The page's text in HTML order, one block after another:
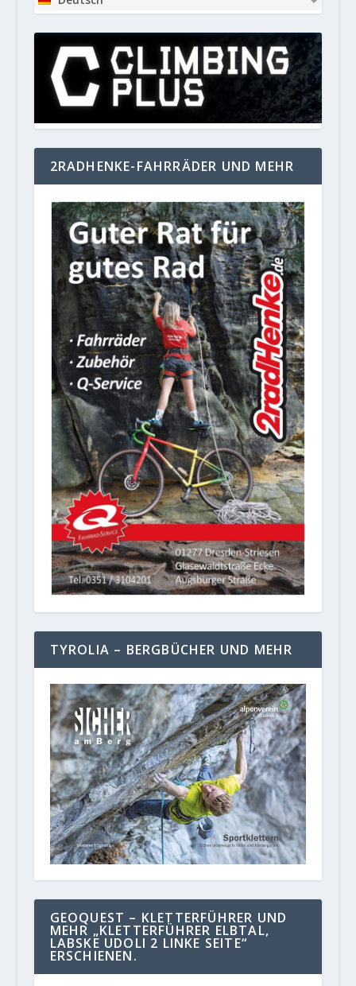
2RADHENKE-FAHRRÄDER UND MEHR
TYROLIA – BERGBÜCHER UND MEHR
GEOQUEST – KLETTERFÜHRER UND
MEHR „KLETTERFÜHRER ELBTAL,
LABSKE UDOLI 2 LINKE SEITE“
ERSCHIENEN.